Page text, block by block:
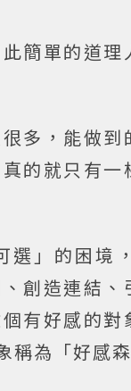
簡單的道
多，能做
的就只有
」的困境
創造連結
有好感的
稱為「好感森